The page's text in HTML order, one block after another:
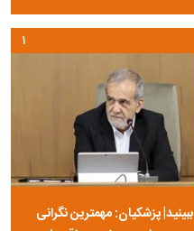
ببینید| پزشکیان: مهمترین نگرانی
۱